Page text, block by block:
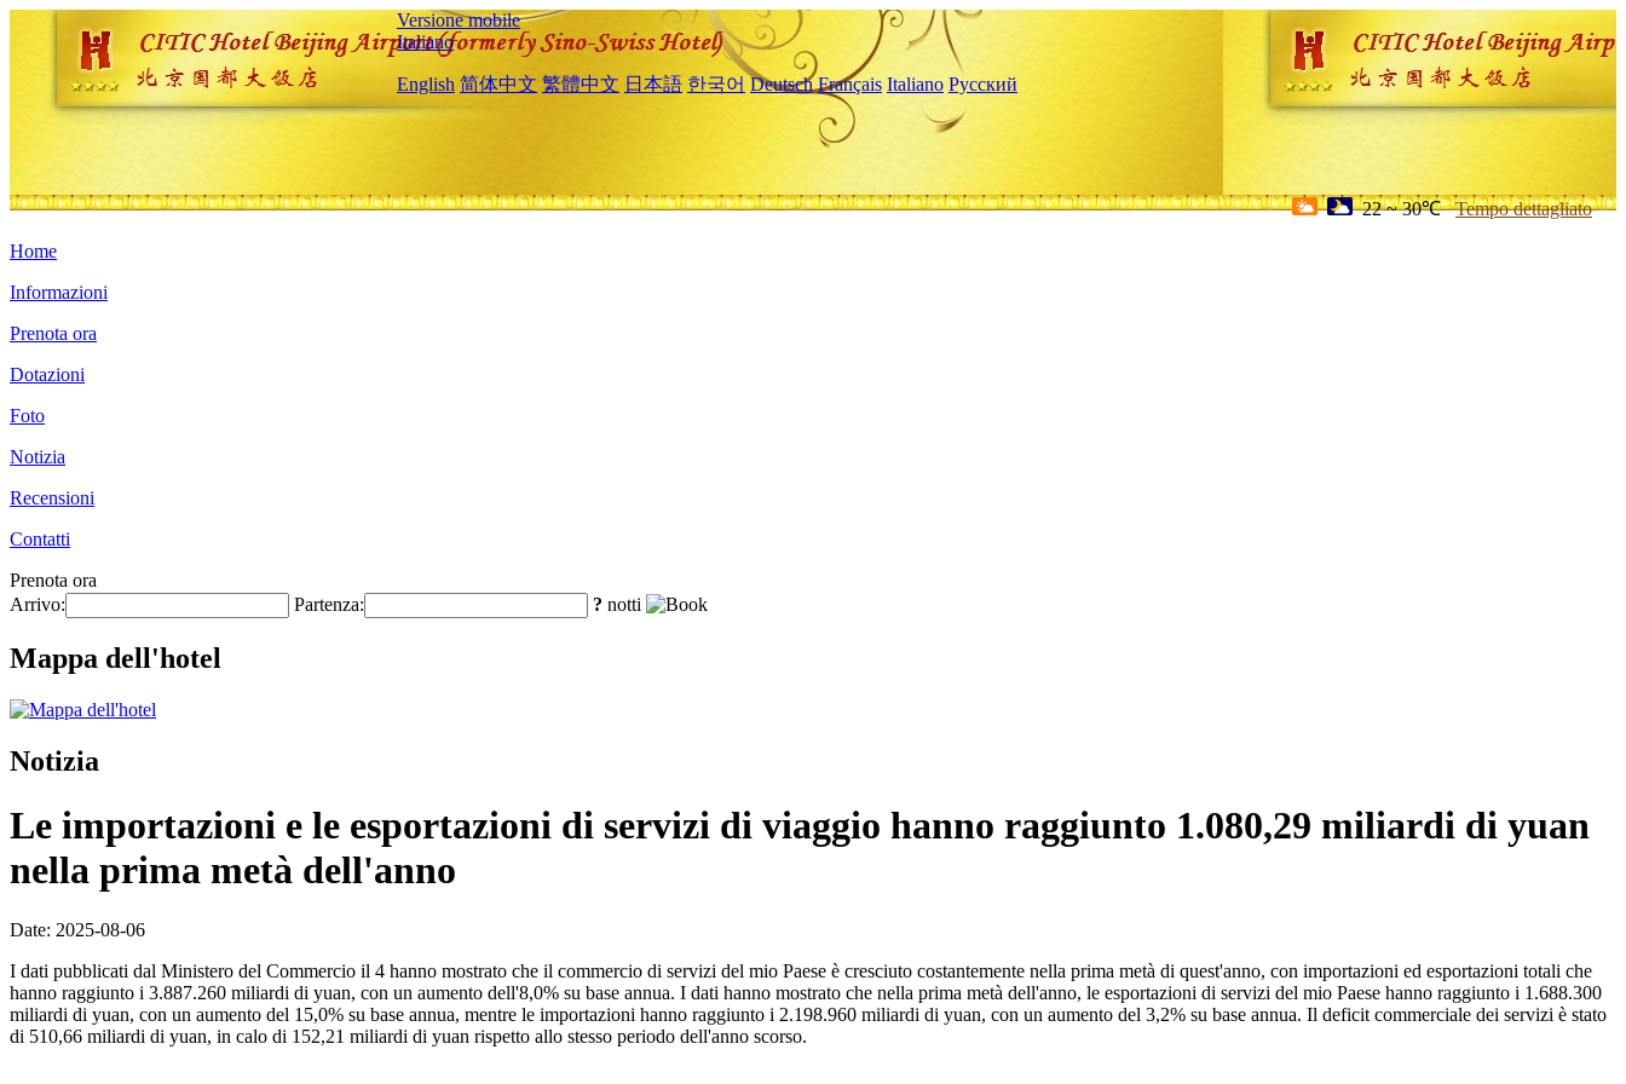
Versione mobile
Italiano
English 简体中文 繁體中文 日本語 한국어 Deutsch Français Italiano Русский
22 ~ 30℃ Tempo dettagliato
Home
Informazioni
Prenota ora
Dotazioni
Foto
Notizia
Recensioni
Contatti
Prenota ora
Arrivo:
Partenza: ? notti
Mappa dell'hotel
Notizia
Le importazioni e le esportazioni di servizi di viaggio hanno raggiunto 1.080,29 miliardi di yuan
nella prima metà dell'anno
Date: 2025-08-06
I dati pubblicati dal Ministero del Commercio il 4 hanno mostrato che il commercio di servizi del mio Paese è cresciuto costantemente nella prima metà di quest'anno, con importazioni ed esportazioni totali che
hanno raggiunto i 3.887.260 miliardi di yuan, con un aumento dell'8,0% su base annua. I dati hanno mostrato che nella prima metà dell'anno, le esportazioni di servizi del mio Paese hanno raggiunto i 1.688.300
miliardi di yuan, con un aumento del 15,0% su base annua, mentre le importazioni hanno raggiunto i 2.198.960 miliardi di yuan, con un aumento del 3,2% su base annua. Il deficit commerciale dei servizi è stato
di 510,66 miliardi di yuan, in calo di 152,21 miliardi di yuan rispetto allo stesso periodo dell'anno scorso.